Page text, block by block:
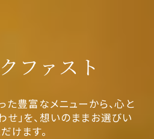
ファスト
豊富なメニューから、心と
」を、想いのままお選びい
けます。